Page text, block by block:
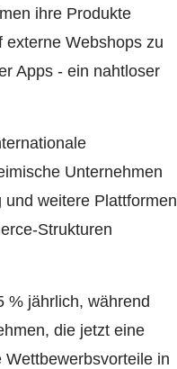
ihre Produkte
Webshops zu
Apps - ein nahtloser
Unternehmen
weitere Plattformen
Strukturen
% jährlich, während
die jetzt eine
in